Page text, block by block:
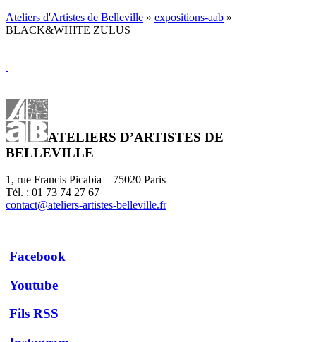
Ateliers d'Artistes de Belleville » expositions-aab »
BLACK&WHITE ZULUS
ATELIERS D’ARTISTES DE
BELLEVILLE
1, rue Francis Picabia – 75020 Paris
Tél. : 01 73 74 27 67
contact@ateliers-artistes-belleville.fr
Facebook
Youtube
Fils RSS